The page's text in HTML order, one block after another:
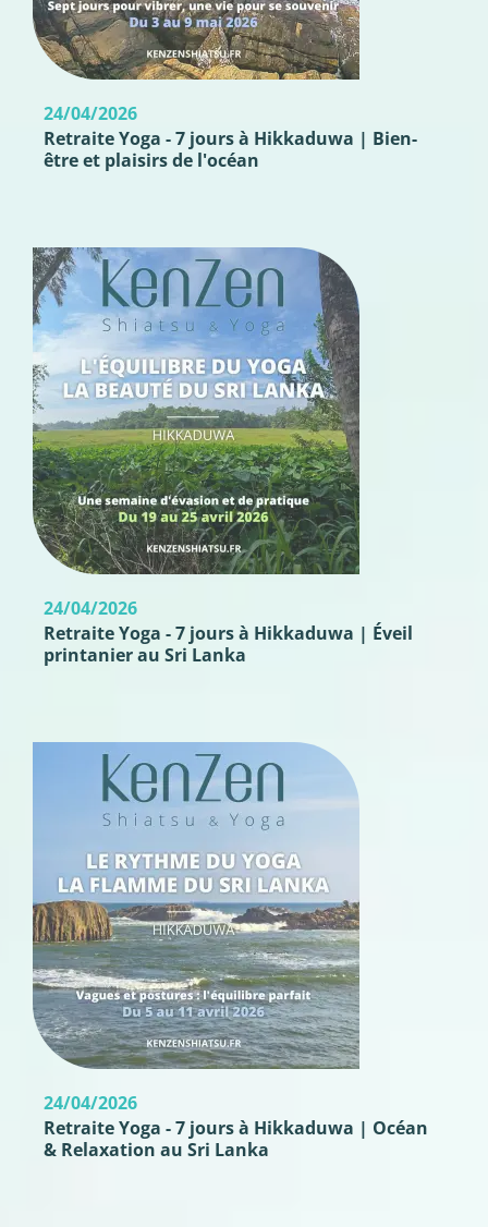
24/04/2026
Retraite Yoga - 7 jours à Hikkaduwa | Bien-
être et plaisirs de l'océan
24/04/2026
Retraite Yoga - 7 jours à Hikkaduwa | Éveil
printanier au Sri Lanka
24/04/2026
Retraite Yoga - 7 jours à Hikkaduwa | Océan
& Relaxation au Sri Lanka